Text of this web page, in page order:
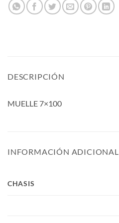
DESCRIPCIÓN
MUELLE 7×100
INFORMACIÓN ADICIONAL
CHASIS